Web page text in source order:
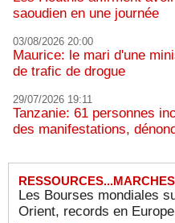
saoudien en une journée
03/08/2026 20:00
Maurice: le mari d'une
de trafic de drogue
29/07/2026 19:11
Tanzanie: 61 personnes
des manifestations,
Les Bourses mondiales
Orient, records en Europe